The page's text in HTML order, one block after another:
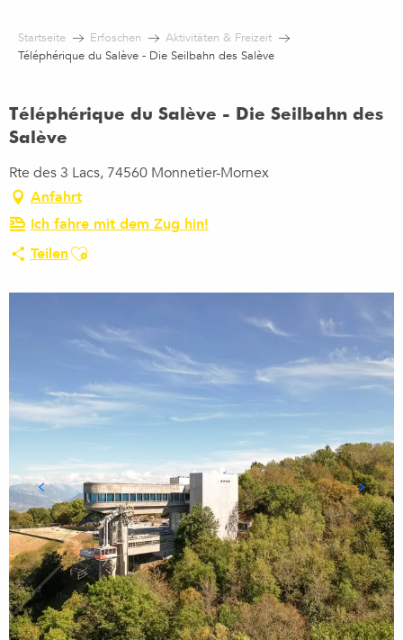
contenu
Startseite Erfoschen
Aktivitäten & Freizeit
Téléphérique du Salève - Die Seilbahn des Salève
Téléphérique du Salève - Die Seilbahn des
Salève
Rte des 3 Lacs, 74560 Monnetier-Mornex
Anfahrt
Ich fahre mit dem Zug hin!
TeilenAjouter aux favoris